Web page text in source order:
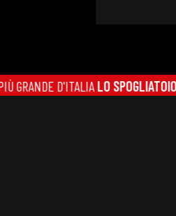
D'ITALIALO SPOGLIATOIO PIÙ